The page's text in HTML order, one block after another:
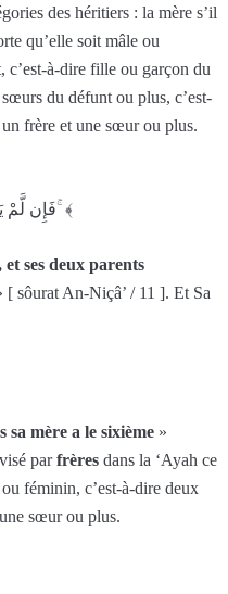
des héritiers : la mère s’il
qu’elle soit mâle ou
à-dire fille ou garçon du
du défunt ou plus, c’est-
frère et une sœur ou plus.
﴿ فَإِن لَّمْ يَكُن لَّهُ وَلَدٌ وَوَرِ‌ثَهُ أَبَوَاهُ فَلِأُمِّهِ الثُّلُثُ ۚ ﴾
et ses deux parents
[ sôurat An-Niçâ’ / 11 ]. Et Sa
sa mère a le sixième »
parfrères dans la ‘Ayah ce
féminin, c’est-à-dire deux
sœur ou plus.